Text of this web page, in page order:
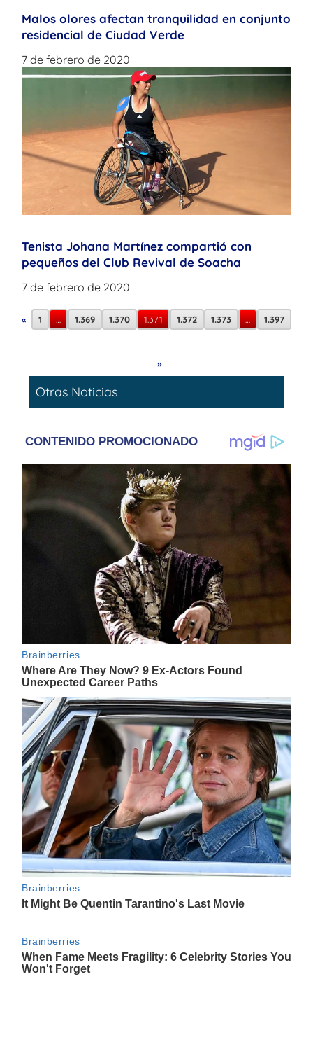
Malos olores afectan tranquilidad en conjunto
residencial de Ciudad Verde
7 de febrero de 2020
Tenista Johana Martínez compartió con
pequeños del Club Revival de Soacha
7 de febrero de 2020
« 1 … 1.369 1.370 1.371 1.372 1.373 … 1.397
»
Otras Noticias